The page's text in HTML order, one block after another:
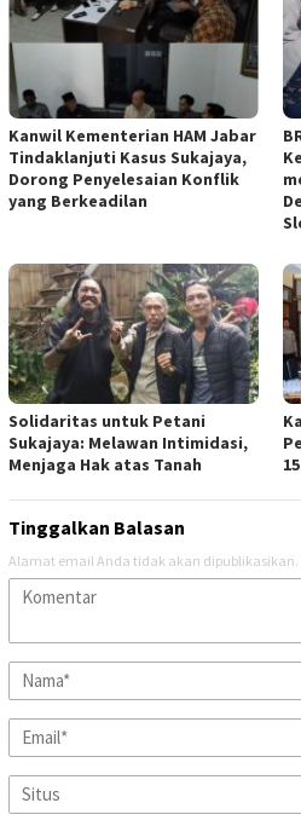
Kanwil Kementerian HAM Jabar
Tindaklanjuti Kasus Sukajaya,
Dorong Penyelesaian Konflik
yang Berkeadilan
Solidaritas untuk Petani
Sukajaya: Melawan Intimidasi,
Menjaga Hak atas Tanah
Tinggalkan Balasan
Alamat email Anda tidak akan dipublikasikan.